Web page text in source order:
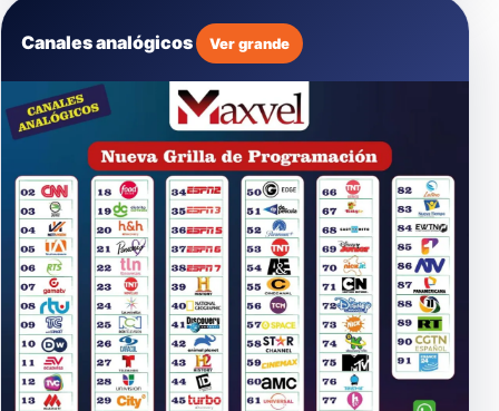
Canales analógicos Ver grande